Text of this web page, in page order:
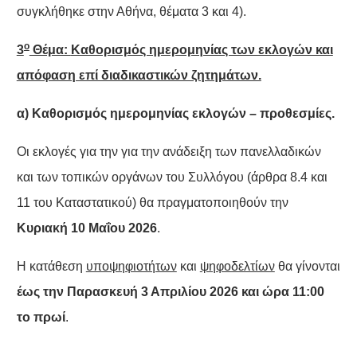
συγκλήθηκε στην Αθήνα, θέματα 3 και 4).
3οΘέμα: Καθορισμός ημερομηνίας των εκλογών και
απόφαση επί διαδικαστικών ζητημάτων.
α) Καθορισμός ημερομηνίας εκλογών – προθεσμίες.
Οι εκλογές για την για την ανάδειξη των πανελλαδικών
και των τοπικών οργάνων του Συλλόγου (άρθρα 8.4 και
11 του Καταστατικού) θα πραγματοποιηθούν την
Κυριακή 10 Μαΐου 2026.
Η κατάθεση υποψηφιοτήτωνκαι ψηφοδελτίωνθα γίνονται
έως την Παρασκευή 3 Απριλίου 2026 και ώρα 11:00
το πρωί.